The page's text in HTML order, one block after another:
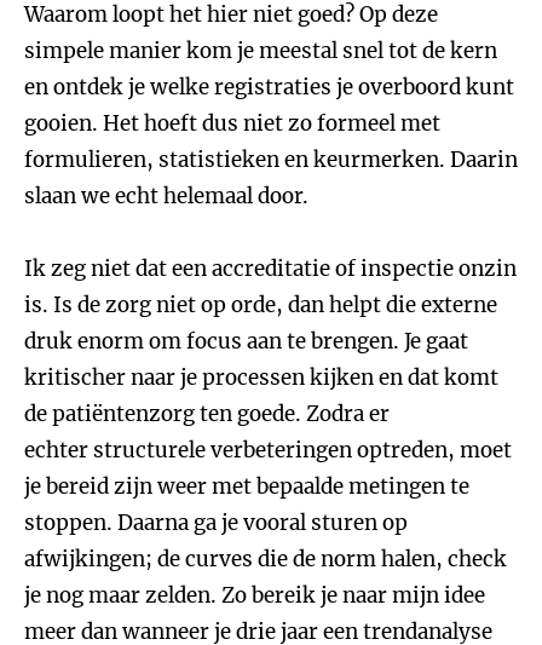
Waarom loopt het hier niet goed? Op deze
simpele manier kom je meestal snel tot de kern
en ontdek je welke registraties je overboord kunt
gooien. Het hoeft dus niet zo formeel met
formulieren, statistieken en keurmerken. Daarin
slaan we echt helemaal door.
Ik zeg niet dat een accreditatie of inspectie onzin
is. Is de zorg niet op orde, dan helpt die externe
druk enorm om focus aan te brengen. Je gaat
kritischer naar je processen kijken en dat komt
de patiëntenzorg ten goede. Zodra er
echter structurele verbeteringen optreden, moet
je bereid zijn weer met bepaalde metingen te
stoppen. Daarna ga je vooral sturen op
afwijkingen; de curves die de norm halen, check
je nog maar zelden. Zo bereik je naar mijn idee
meer dan wanneer je drie jaar een trendanalyse